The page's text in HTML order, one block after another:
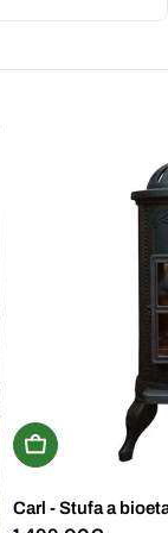
Aggiungi Al
Carl - Stufa a